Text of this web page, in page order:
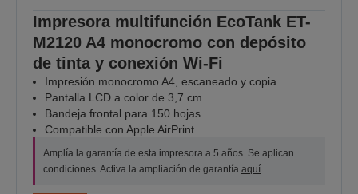
Impresora multifunción EcoTank ET-
M2120 A4 monocromo con depósito
de tinta y conexión Wi-Fi
Impresión monocromo A4, escaneado y copia
Pantalla LCD a color de 3,7 cm
Bandeja frontal para 150 hojas
Compatible con Apple AirPrint
Amplía la garantía de esta impresora a 5 años. Se aplican
condiciones. Activa la ampliación de garantía aquí.